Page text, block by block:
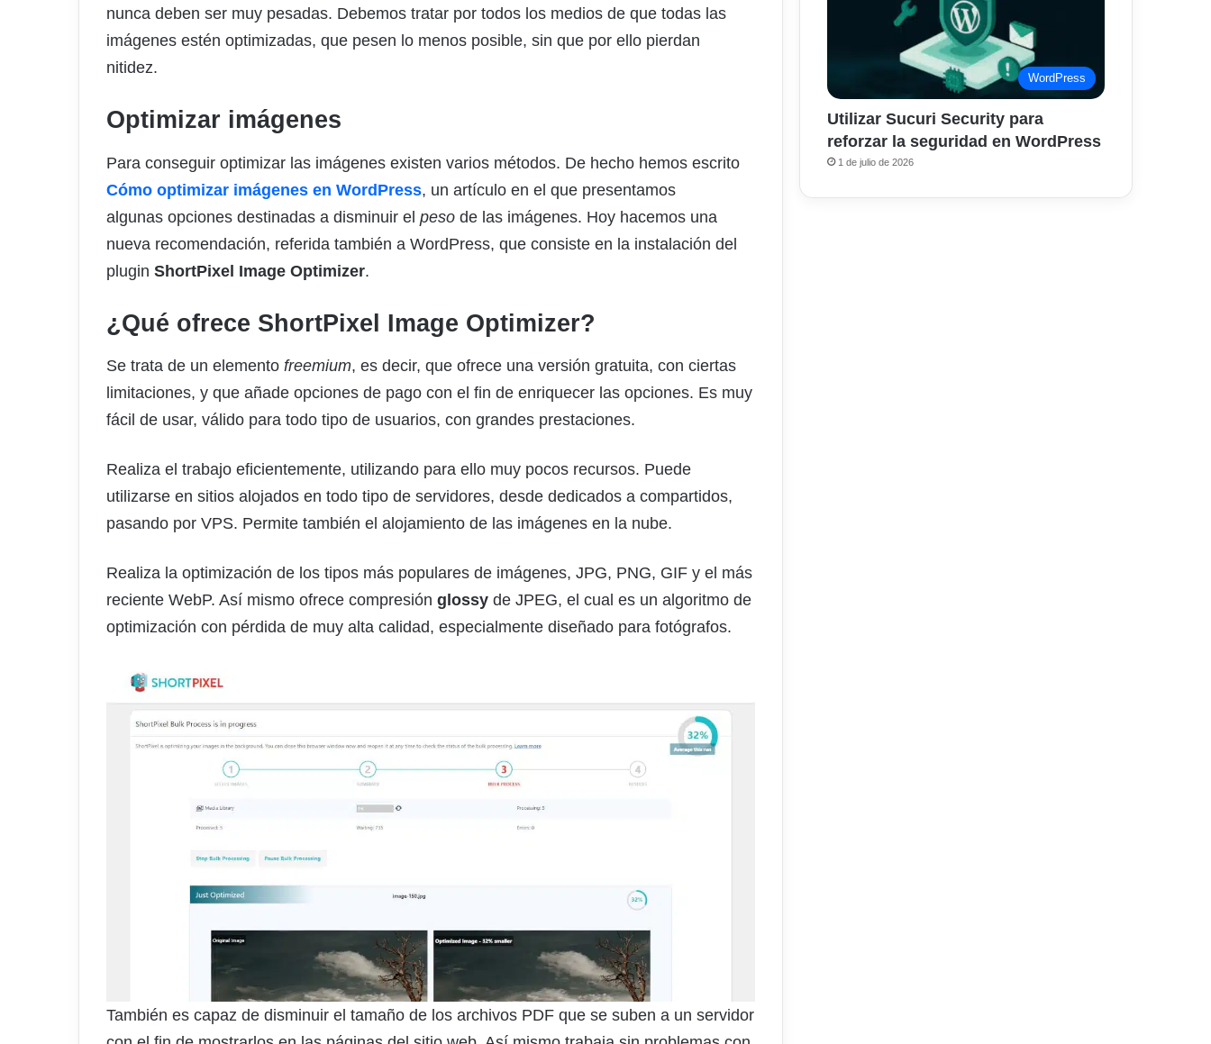
nunca deben ser muy pesadas. Debemos tratar por todos los medios de que todas las
imágenes estén optimizadas, que pesen lo menos posible, sin que por ello pierdan
nitidez.
Optimizar imágenes
Para conseguir optimizar las imágenes existen varios métodos. De hecho hemos escrito
Cómo optimizar imágenes en WordPress, un artículo en el que presentamos
algunas opciones destinadas a disminuir el peso de las imágenes. Hoy hacemos una
nueva recomendación, referida también a WordPress, que consiste en la instalación del
plugin ShortPixel Image Optimizer.
¿Qué ofrece ShortPixel Image Optimizer?
Se trata de un elemento freemium, es decir, que ofrece una versión gratuita, con ciertas
limitaciones, y que añade opciones de pago con el fin de enriquecer las opciones. Es muy
fácil de usar, válido para todo tipo de usuarios, con grandes prestaciones.
Realiza el trabajo eficientemente, utilizando para ello muy pocos recursos. Puede
utilizarse en sitios alojados en todo tipo de servidores, desde dedicados a compartidos,
pasando por VPS. Permite también el alojamiento de las imágenes en la nube.
Realiza la optimización de los tipos más populares de imágenes, JPG, PNG, GIF y el más
reciente WebP. Así mismo ofrece compresión glossy de JPEG, el cual es un algoritmo de
optimización con pérdida de muy alta calidad, especialmente diseñado para fotógrafos.
También es capaz de disminuir el tamaño de los archivos PDF que se suben a un servidor
WordPress
Utilizar Sucuri Security para
reforzar la seguridad en WordPress
1 de julio de 2026